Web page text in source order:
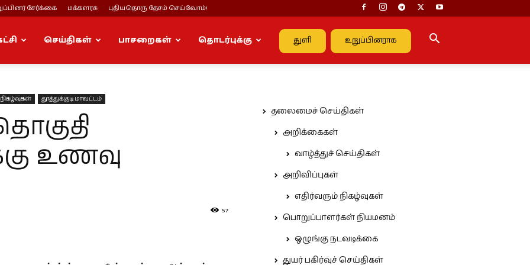
சேர்க்கை மக்களரசு புதியதொரு தேசம் செய்வோம்!
துளி உறுப்பினராக
செய்திகள் பாசறைகள் தொடர்புக்கு
தூத்துக்குடி மாவட்டம்
உணவு
57
தலைமைச் செய்திகள்
அறிக்கைகள்
வாழ்த்துச் செய்திகள்
அறிவிப்புகள்
எதிர்வரும் நிகழ்வுகள்
பொறுப்பாளர்கள் நியமனம்
ஒழுங்கு நடவடிக்கை
துயர் பகிர்வுச் செய்திகள்